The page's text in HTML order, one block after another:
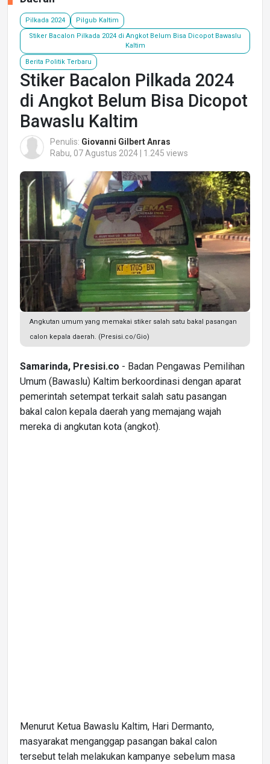
Pilkada 2024
Pilgub Kaltim
Stiker Bacalon Pilkada 2024 di Angkot Belum Bisa Dicopot Bawaslu
Kaltim
Berita Politik Terbaru
Stiker Bacalon Pilkada 2024
di Angkot Belum Bisa Dicopot
Bawaslu Kaltim
Penulis: Giovanni Gilbert Anras
Rabu, 07 Agustus 2024 | 1.245 views
Angkutan umum yang memakai stiker salah satu bakal pasangan
calon kepala daerah. (Presisi.co/Gio)
Samarinda, Presisi.co - Badan Pengawas Pemilihan
Umum (Bawaslu) Kaltim berkoordinasi dengan aparat
pemerintah setempat terkait salah satu pasangan
bakal calon kepala daerah yang memajang wajah
mereka di angkutan kota (angkot).
Menurut Ketua Bawaslu Kaltim, Hari Dermanto,
masyarakat menganggap pasangan bakal calon
tersebut telah melakukan kampanye sebelum masa